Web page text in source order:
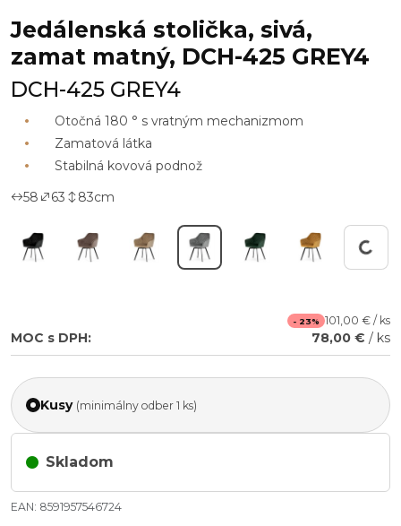
Jedálenská stolička, sivá,
zamat matný, DCH-425 GREY4
DCH-425 GREY4
Otočná 180 ° s vratným mechanizmom
Zamatová látka
Stabilná kovová podnož
58
63 83cm
Working...
- 23% 101,00 € / ks
MOC s DPH: 78,00 € / ks
Kusy (minimálny odber 1 ks)
Skladom
EAN: 8591957546724